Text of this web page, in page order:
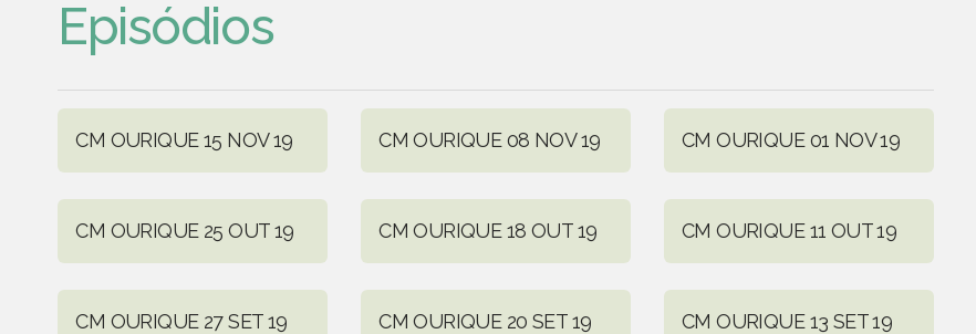
Episódios
CM OURIQUE 15 NOV 19 CM OURIQUE 08 NOV 19 CM OURIQUE 01 NOV 19
CM OURIQUE 25 OUT 19 CM OURIQUE 18 OUT 19 CM OURIQUE 11 OUT 19
CM OURIQUE 27 SET 19 CM OURIQUE 20 SET 19 CM OURIQUE 13 SET 19